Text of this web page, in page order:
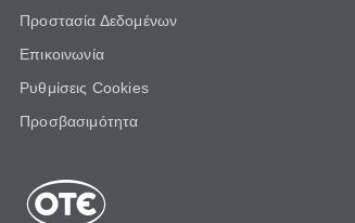
Προστασία Δεδομένων
Επικοινωνία
Ρυθμίσεις Cookies
Προσβασιμότητα